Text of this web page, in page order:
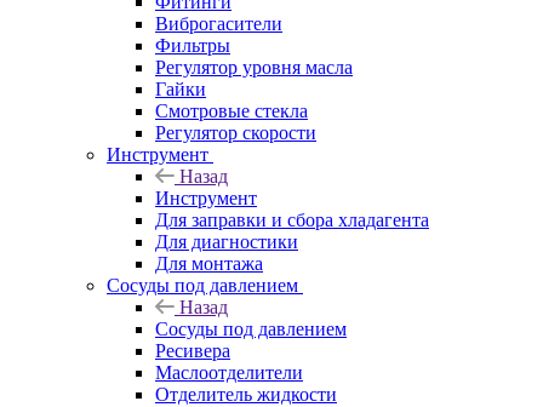
Виброгасители
Фильтры
Регулятор уровня масла
Гайки
Смотровые стекла
Регулятор скорости
Инструмент
Назад
Инструмент
Для заправки и сбора хладагента
Для диагностики
Для монтажа
Сосуды под давлением
Назад
Сосуды под давлением
Ресивера
Маслоотделители
Отделитель жидкости